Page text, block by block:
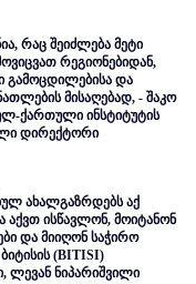
რაც შეიძლება მეტი
რეგიონებიდან,
გამოცდილებისა და
მისაღებად, - შაკო
ქართული ინსტიტუტის
დირექტორი
ახალგაზრდებს აქ
აქვთ ისწავლონ, მოიტანონ
და მიიღონ საჭირო
(BITISI)
ლევან ნიპარიშვილი